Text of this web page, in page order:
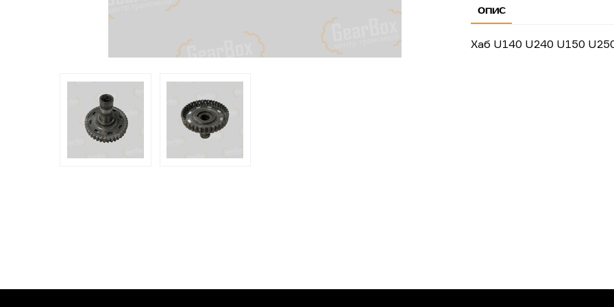
ОПИС
Хаб U140 U240 U150